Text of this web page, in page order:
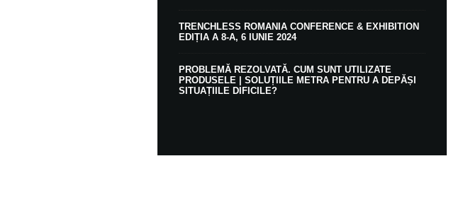
TRENCHLESS ROMANIA CONFERENCE & EXHIBITION
EDIȚIA A 8-A, 6 IUNIE 2024
PROBLEMĂ REZOLVATĂ. CUM SUNT UTILIZATE
PRODUSELE | SOLUȚIILE METRA PENTRU A DEPĂȘI
SITUAȚIILE DIFICILE?